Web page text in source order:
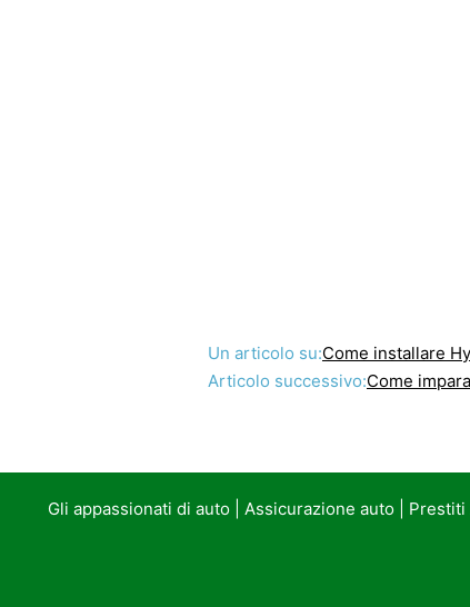
Un articolo su:Come installare
Articolo successivo:Come
Gli appassionati di auto| Assicurazione auto| Prestiti